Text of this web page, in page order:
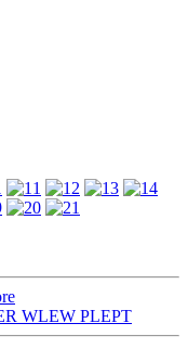
WLEW PLEPT